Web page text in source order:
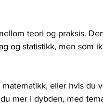
teori og praksis.
og statistikk, men som
eller hvis du
mer i dybden, med